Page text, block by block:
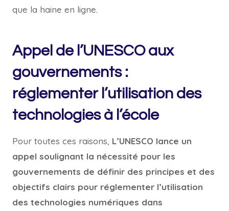
que la haine en ligne.
Appel de l’UNESCO aux
gouvernements :
réglementer l’utilisation des
technologies à l’école
Pour toutes ces raisons, L’UNESCO lance un
appel soulignant la nécessité pour les
gouvernements de définir des principes et des
objectifs clairs pour réglementer l’utilisation
des technologies numériques dans